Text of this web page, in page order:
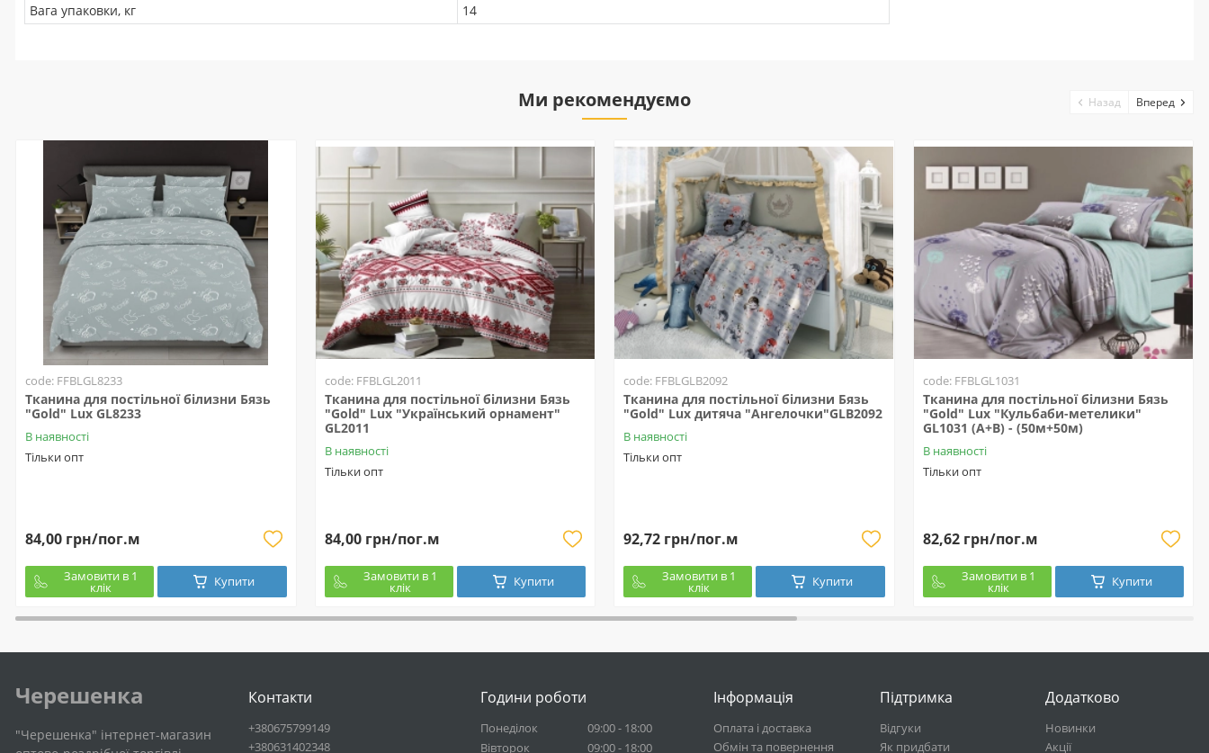
Вага упаковки, кг
14
Ми рекомендуємо
code: FFBLGL8233
Тканина для постільної білизни Бязь
"Gold" Lux GL8233
В наявності
Тільки опт
84,00 грн/пог.м
Замовити в 1
клік Купити
code: FFBLGL2011
Тканина для постільної білизни Бязь
"Gold" Lux "Український орнамент"
GL2011
В наявності
Тільки опт
84,00 грн/пог.м
Замовити в 1
клік Купити
code: FFBLGLB2092
Тканина для постільної білизни Бязь
"Gold" Lux дитяча "Ангелочки"GLB2092
В наявності
Тільки опт
92,72 грн/пог.м
Замовити в 1
клік Купити
code: FFBLGL1031
Тканина для постільної білизни Бязь
"Gold" Lux "Кульбаби-метелики"
GL1031 (A+B) - (50м+50м)
В наявності
Тільки опт
82,62 грн/пог.м
Замовити в 1
клік Купити
Назад Вперед
Черешенка
"Черешенка" інтернет-магазин
Контакти
+380675799149
+380631402348
Години роботи
Понеділок
09:00 - 18:00
Вівторок
09:00 - 18:00
Інформація
Оплата і доставка
Обмін та повернення
Підтримка
Відгуки
Як придбати
Додатково
Новинки
Акції